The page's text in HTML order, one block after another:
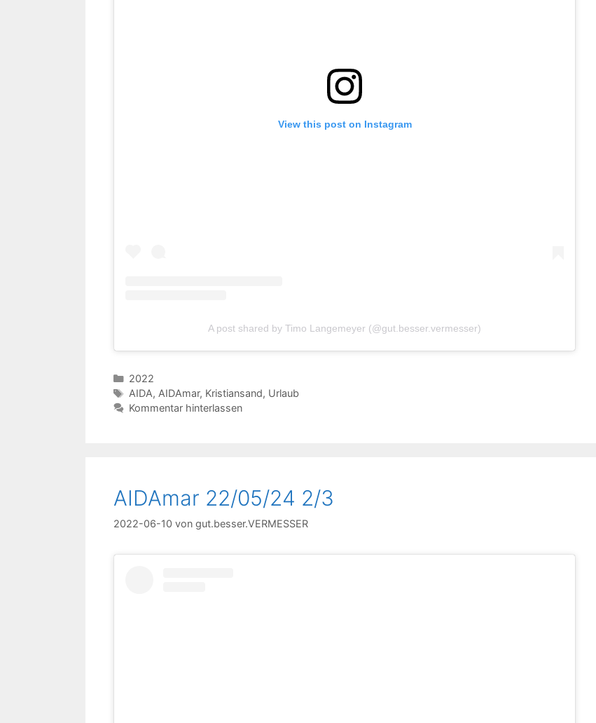
View this post on Instagram
A post shared by Timo Langemeyer (@gut.besser.vermesser)
Kategorien
2022
Schlagwörter
AIDA, AIDAmar, Kristiansand, Urlaub
Kommentar hinterlassen
AIDAmar 22/05/24 2/3
2022-06-10 von gut.besser.VERMESSER